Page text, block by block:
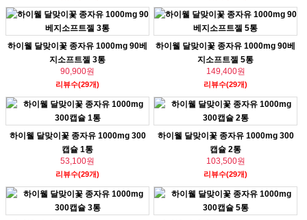
하이웰 달맞이꽃 종자유 1000mg 90베
지소프트젤 3통
90,900원
리뷰수(29개)
하이웰 달맞이꽃 종자유 1000mg 90베
지소프트젤 5통
149,400원
리뷰수(29개)
하이웰 달맞이꽃 종자유 1000mg 300
캡슐 1통
53,100원
리뷰수(29개)
하이웰 달맞이꽃 종자유 1000mg 300
캡슐 2통
103,500원
리뷰수(29개)